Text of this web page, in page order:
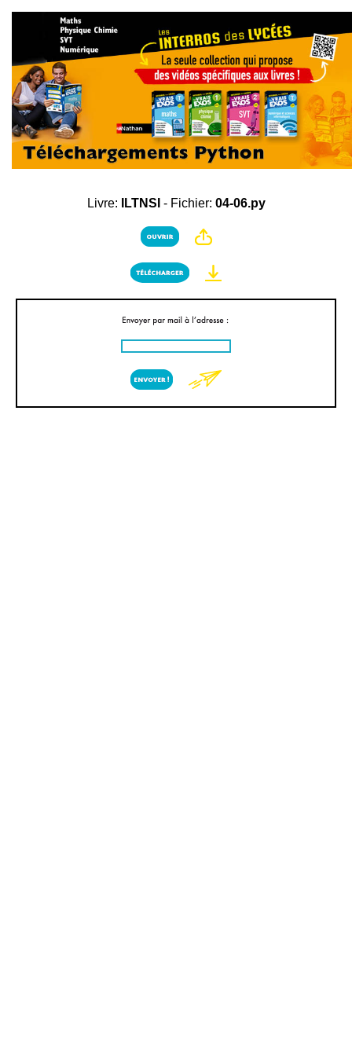
Livre: ILTNSI - Fichier: 04-06.py